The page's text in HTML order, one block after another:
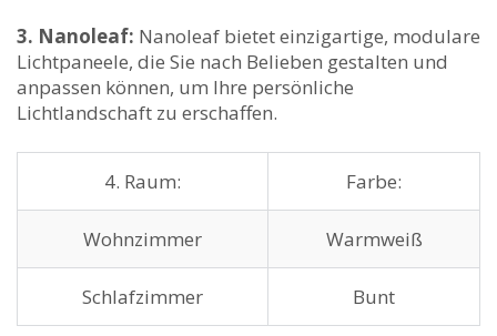
3. Nanoleaf: ⁤Nanoleaf bietet einzigartige, modulare
Lichtpaneele, die⁢ Sie nach Belieben⁤ gestalten und
anpassen können, um Ihre persönliche
Lichtlandschaft zu‍ erschaffen.
4. ​Raum: Farbe:
Wohnzimmer Warmweiß
Schlafzimmer Bunt